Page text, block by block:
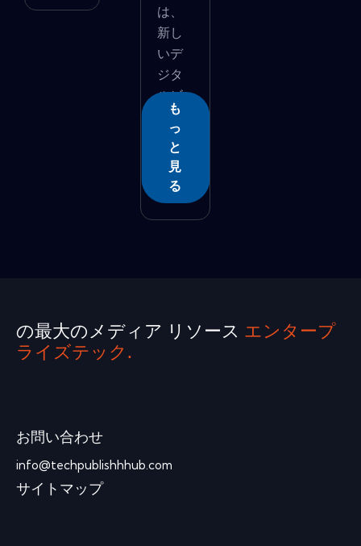
は、
新し
いデ
ジタ
ルビ
ジネ...
も
っ
と
見
る
の最大のメディア リソース エンタープ
ライズテック.
お問い合わせ
info@techpublishhhub.com
サイトマップ